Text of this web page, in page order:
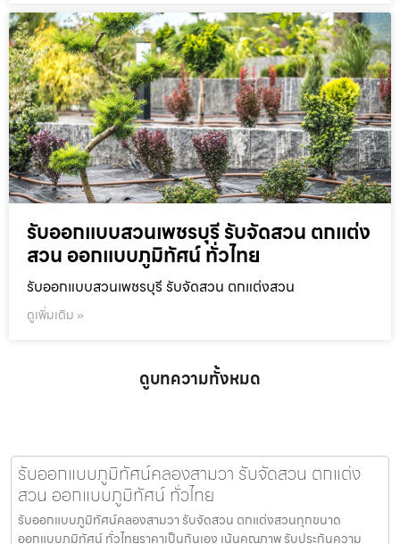
รับออกแบบสวนเพชรบุรี รับจัดสวน ตกแต่ง
สวน ออกแบบภูมิทัศน์ ทั่วไทย
รับออกแบบสวนเพชรบุรี รับจัดสวน ตกแต่งสวน
ดูเพิ่มเติม »
ดูบทความทั้งหมด
รับออกแบบภูมิทัศน์คลองสามวา รับจัดสวน ตกแต่ง
สวน ออกแบบภูมิทัศน์ ทั่วไทย
รับออกแบบภูมิทัศน์คลองสามวา รับจัดสวน ตกแต่งสวนทุกขนาด
ออกแบบภูมิทัศน์ ทั่วไทยราคาเป็นกันเอง เน้นคุณภาพ รับประกันความ